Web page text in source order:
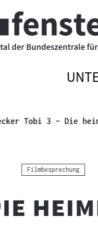
Tobi 3 – Die
Kategorie:
Filmbesprechung